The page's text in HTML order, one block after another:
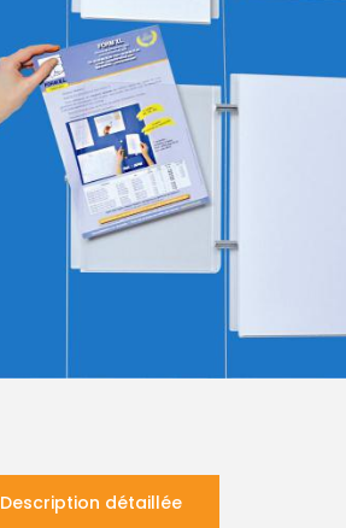
Description détaillée